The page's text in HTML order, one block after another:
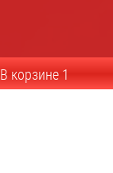
В корзине 1